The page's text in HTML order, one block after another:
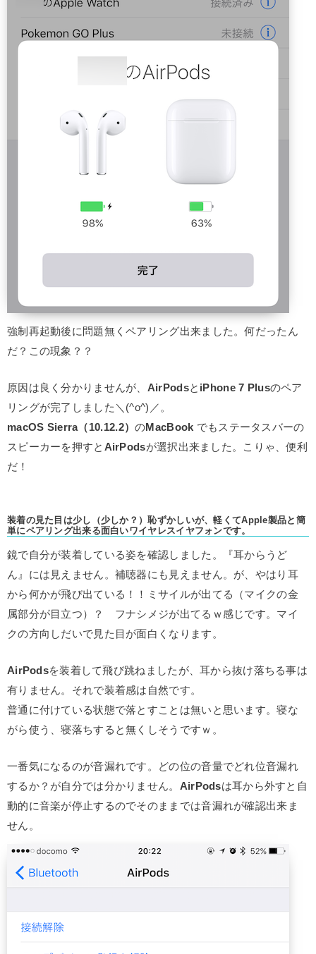
強制再起動後に問題無くペアリング出来ました。何だったん
だ？この現象？？
原因は良く分かりませんが、 AirPodsと iPhone 7 Plusのペア
リングが完了しました＼(^o^)／。
macOS Sierra（10.12.2）のMacBook でもステータスバーの
スピーカーを押すと AirPodsが選択出来ました。こりゃ、便利
だ！
装着の見た目は少し（少しか？）恥ずかしいが、軽くてApple製品と簡
単にペアリング出来る面白いワイヤレスイヤフォンです。
鏡で自分が装着している姿を確認しました。『耳からうど
ん』には見えません。補聴器にも見えません。が、やはり耳
から何かが飛び出ている！！ミサイルが出てる（マイクの金
属部分が目立つ）？ フナシメジが出てるｗ感じです。マイ
クの方向しだいで見た目が面白くなります。
AirPodsを装着して飛び跳ねましたが、耳から抜け落ちる事は
有りません。それで装着感は自然です。
普通に付けている状態で落とすことは無いと思います。寝な
がら使う、寝落ちすると無くしそうですｗ。
一番気になるのが音漏れです。どの位の音量でどれ位音漏れ
するか？が自分では分かりません。 AirPodsは耳から外すと自
動的に音楽が停止するのでそのままでは音漏れが確認出来ま
せん。